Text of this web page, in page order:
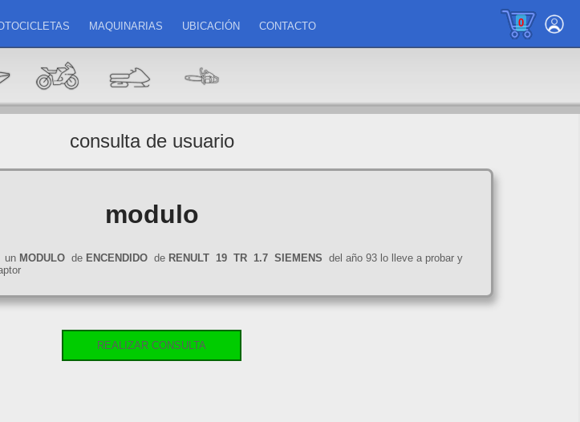
0
MAQUINARIAS UBICACIÓN CONTACTO
consulta de usuario
modulo
MODULOde ENCENDIDOde RENULT 19 TR 1.7 SIEMENS del año 93 lo lleve a probar y
REALIZAR CONSULTA